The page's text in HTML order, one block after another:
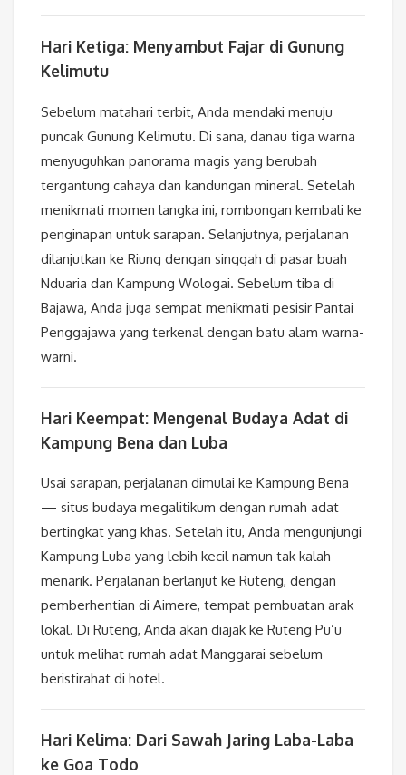
Hari Ketiga: Menyambut Fajar di Gunung
Kelimutu
Sebelum matahari terbit, Anda mendaki menuju
puncak Gunung Kelimutu. Di sana, danau tiga warna
menyuguhkan panorama magis yang berubah
tergantung cahaya dan kandungan mineral. Setelah
menikmati momen langka ini, rombongan kembali ke
penginapan untuk sarapan. Selanjutnya, perjalanan
dilanjutkan ke Riung dengan singgah di pasar buah
Nduaria dan Kampung Wologai. Sebelum tiba di
Bajawa, Anda juga sempat menikmati pesisir Pantai
Penggajawa yang terkenal dengan batu alam warna-
warni.
Hari Keempat: Mengenal Budaya Adat di
Kampung Bena dan Luba
Usai sarapan, perjalanan dimulai ke Kampung Bena
— situs budaya megalitikum dengan rumah adat
bertingkat yang khas. Setelah itu, Anda mengunjungi
Kampung Luba yang lebih kecil namun tak kalah
menarik. Perjalanan berlanjut ke Ruteng, dengan
pemberhentian di Aimere, tempat pembuatan arak
lokal. Di Ruteng, Anda akan diajak ke Ruteng Pu’u
untuk melihat rumah adat Manggarai sebelum
beristirahat di hotel.
Hari Kelima: Dari Sawah Jaring Laba-Laba
ke Goa Todo